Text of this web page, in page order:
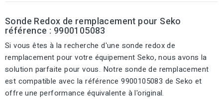
Sonde Redox de remplacement pour Seko
référence : 9900105083
Si vous êtes à la recherche d'une sonde redox de
remplacement pour votre équipement Seko, nous avons la
solution parfaite pour vous. Notre sonde de remplacement
est compatible avec la référence 9900105083 de Seko et
offre une performance équivalente à l'original.